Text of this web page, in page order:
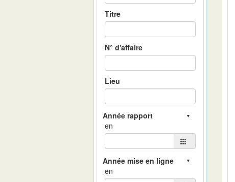
Titre
N° d'affaire
Lieu
en
en